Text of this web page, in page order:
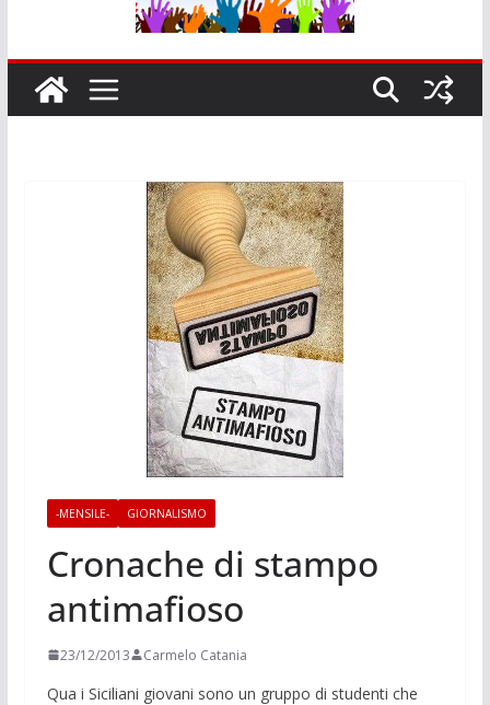
-MENSILE- GIORNALISMO
Cronache di stampo
antimafioso
23/12/2013 Carmelo Catania
Qua i Siciliani giovani sono un grup­po di stu­denti che